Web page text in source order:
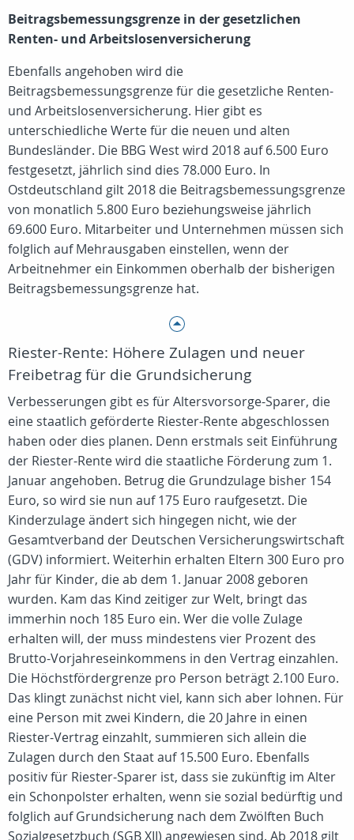
Beitragsbemessungsgrenze in der gesetzlichen
Renten- und Arbeitslosenversicherung
Ebenfalls angehoben wird die
Beitragsbemessungsgrenze für die gesetzliche Renten-
und Arbeitslosenversicherung. Hier gibt es
unterschiedliche Werte für die neuen und alten
Bundesländer. Die BBG West wird 2018 auf 6.500 Euro
festgesetzt, jährlich sind dies 78.000 Euro. In
Ostdeutschland gilt 2018 die Beitragsbemessungsgrenze
von monatlich 5.800 Euro beziehungsweise jährlich
69.600 Euro. Mitarbeiter und Unternehmen müssen sich
folglich auf Mehrausgaben einstellen, wenn der
Arbeitnehmer ein Einkommen oberhalb der bisherigen
Beitragsbemessungsgrenze hat.
Riester-Rente: Höhere Zulagen und neuer
Freibetrag für die Grundsicherung
Verbesserungen gibt es für Altersvorsorge-Sparer, die
eine staatlich geförderte Riester-Rente abgeschlossen
haben oder dies planen. Denn erstmals seit Einführung
der Riester-Rente wird die staatliche Förderung zum 1.
Januar angehoben. Betrug die Grundzulage bisher 154
Euro, so wird sie nun auf 175 Euro raufgesetzt. Die
Kinderzulage ändert sich hingegen nicht, wie der
Gesamtverband der Deutschen Versicherungswirtschaft
(GDV) informiert. Weiterhin erhalten Eltern 300 Euro pro
Jahr für Kinder, die ab dem 1. Januar 2008 geboren
wurden. Kam das Kind zeitiger zur Welt, bringt das
immerhin noch 185 Euro ein. Wer die volle Zulage
erhalten will, der muss mindestens vier Prozent des
Brutto-Vorjahreseinkommens in den Vertrag einzahlen.
Die Höchstfördergrenze pro Person beträgt 2.100 Euro.
Das klingt zunächst nicht viel, kann sich aber lohnen. Für
eine Person mit zwei Kindern, die 20 Jahre in einen
Riester-Vertrag einzahlt, summieren sich allein die
Zulagen durch den Staat auf 15.500 Euro. Ebenfalls
positiv für Riester-Sparer ist, dass sie zukünftig im Alter
ein Schonpolster erhalten, wenn sie sozial bedürftig und
folglich auf Grundsicherung nach dem Zwölften Buch
Sozialgesetzbuch (SGB XII) angewiesen sind. Ab 2018 gilt